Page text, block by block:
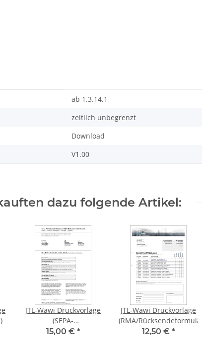
ab 1.3.14.1
zeitlich unbegrenzt
Download
V1.00
dazu folgende Artikel:
JTL-Wawi Druckvorlage
(SEPA-
Lastschriftmandat)
15,00 € *
JTL-Wawi Druckvorlage
(RMA/Rücksendeformular)
12,50 € *